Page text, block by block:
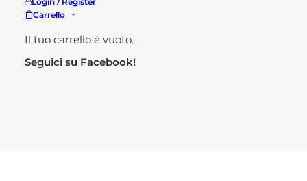
Carrello
Il tuo carrello è vuoto.
Seguici su Facebook!